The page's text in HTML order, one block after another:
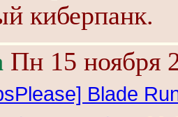
киберпанк.
Пн 15 ноября
Blade